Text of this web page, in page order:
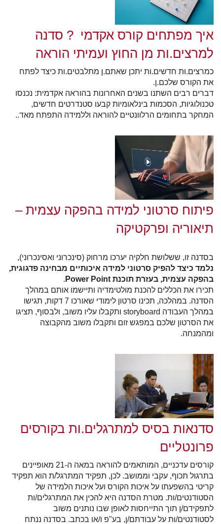
איך מפתחים קורס אקדמי ? סדנה
למרצים.ות מן החוץ ועמיתי הוראה
כמרצים.ות חדשים.ות יתכן שאתם.ן מתלבטים.ות כיצד לפתח
את הקורס שלכם.ן.
דברים רבים השתנו בשנים האחרונות בהוראה אקדמית: נכנסו
טכנולוגיות, הסכמות בינלאומיות קבעו סטנדרטים חדשים,
המחקר בתחומים הרלוונטיים להוראה וללמידה התפתח מאד..
פיתוח סרטוני למידה בהפקה עצמית –
תיאוריה ופרקטיקה
בסדנה זו, ששלושת חלקיה יערכו מרחוק (סינכרוני ואסינכרוני),
נלמד כיצד להפיק סרטוני למידה איכותיים מבחינה פדגוגית,
בהפקה עצמית, בעזרת תוכנת Power Point
.
תכירו את הכללים להכנת מולטימדיה ותיישמו אותם במהלך
הסדנה. במהלכה, תכינו סרטון לימודי שאורכו 7 דקות, תגישו
במהלך העבודה storyboard ותקבלו עליו משוב, ולבסוף, תציגו
את הסרטון שלכם במפגש זום ותקבלו משוב מהקבוצה
ומהמנחה.
סדנאות בסיס למתרגלים.ות בקורסים
פרונטליים
קורסים עדכניים, המותאמים להוראה במאה ה-21 מאופיינים
בתרגול תכוף, עקבי וממושב. לכן, תפקיד המתרגל/ת הוא תפקיד
קריטי בהשפעתו על איכות הקורס ועל איכות הלמידה של
הסטודנטים/ות. מטרת הסדנה היא להכין את המתרגלים/ות
לתפקידם/ן תוך התייחסות לאופן שבו נותנים משוב
לסטודנטים/ות על עבודתם/ן, בע"פ ו/או בכתב. בסדנה ננתח